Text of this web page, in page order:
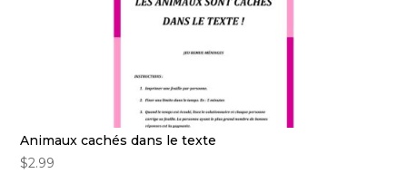
Animaux cachés dans le texte
$2.99